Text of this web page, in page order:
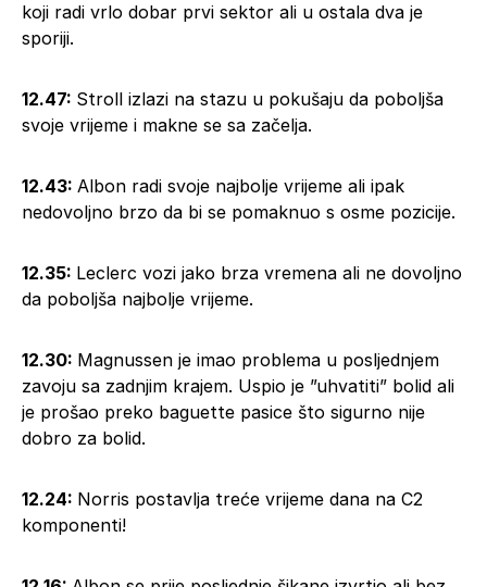
koji radi vrlo dobar prvi sektor ali u ostala dva je
sporiji.
12.47: Stroll izlazi na stazu u pokušaju da poboljša
svoje vrijeme i makne se sa začelja.
12.43: Albon radi svoje najbolje vrijeme ali ipak
nedovoljno brzo da bi se pomaknuo s osme pozicije.
12.35: Leclerc vozi jako brza vremena ali ne dovoljno
da poboljša najbolje vrijeme.
12.30: Magnussen je imao problema u posljednjem
zavoju sa zadnjim krajem. Uspio je ”uhvatiti” bolid ali
je prošao preko baguette pasice što sigurno nije
dobro za bolid.
12.24: Norris postavlja treće vrijeme dana na C2
komponenti!